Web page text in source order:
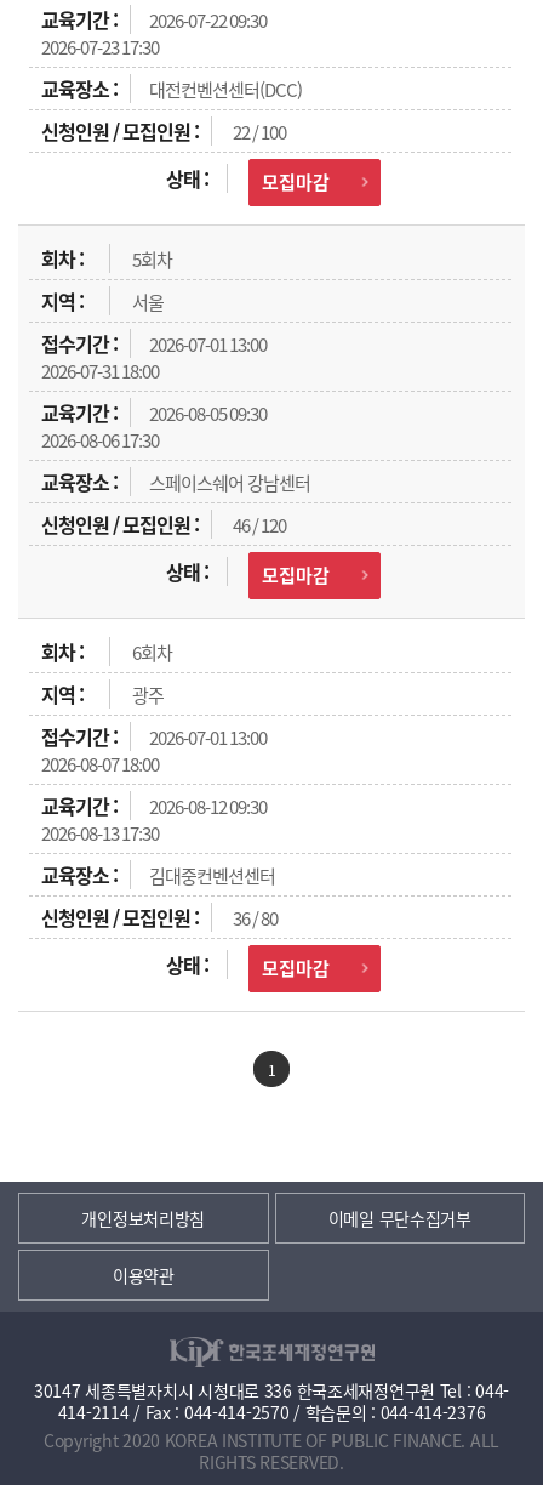
2026-07-22 09:30
2026-07-23 17:30
대전컨벤션센터(DCC)
22 / 100
모집마감
5회차
서울
2026-07-01 13:00
2026-07-31 18:00
2026-08-05 09:30
2026-08-06 17:30
스페이스쉐어 강남센터
46 / 120
모집마감
6회차
광주
2026-07-01 13:00
2026-08-07 18:00
2026-08-12 09:30
2026-08-13 17:30
김대중컨벤션센터
36 / 80
모집마감
1
개인정보처리방침 이메일 무단수집거부
이용약관
30147 세종특별자치시 시청대로 336 한국조세재정연구원 Tel : 044-
414-2114 / Fax : 044-414-2570 / 학습문의 : 044-414-2376
Copyright 2020 KOREA INSTITUTE OF PUBLIC FINANCE. ALL
RIGHTS RESERVED.